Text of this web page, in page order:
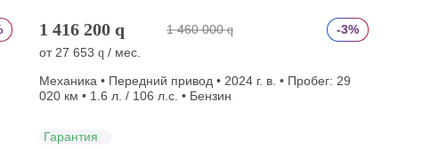
1 416 200 q 1 460 000 q
-3%
от 27 653 q / мес.
Механика • Передний привод • 2024 г. в. • Пробег: 29
020 км • 1.6 л. / 106 л.с. • Бензин
Гарантия